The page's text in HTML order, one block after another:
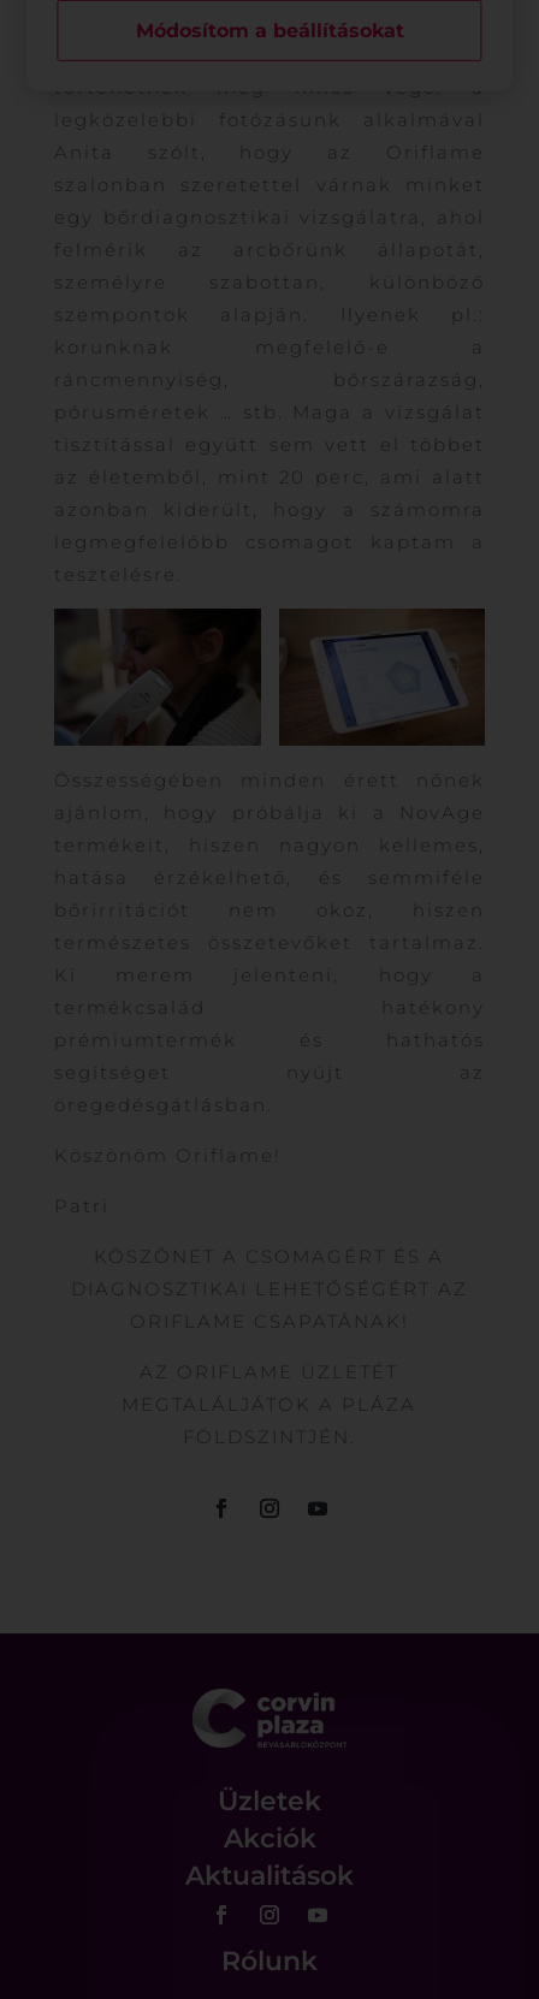
négynapos ünnepre még Prágába is
magammal cipeltem. Na, de a
történetnek még nincs vége: a
legközelebbi fotózásunk alkalmával
Anita szólt, hogy az Oriflame
szalonban szeretettel várnak minket
egy bőrdiagnosztikai vizsgálatra, ahol
felmérik az arcbőrünk állapotát,
személyre szabottan, különböző
szempontok alapján. Ilyenek pl.:
korunknak megfelelő-e a
ráncmennyiség, bőrszárazság,
pórusméretek … stb. Maga a vizsgálat
tisztítással együtt sem vett el többet
az életemből, mint 20 perc, ami alatt
azonban kiderült, hogy a számomra
legmegfelelőbb csomagot kaptam a
tesztelésre.
Összességében minden érett nőnek
ajánlom, hogy próbálja ki a NovAge
termékeit, hiszen nagyon kellemes,
hatása érzékelhető, és semmiféle
bőrirritációt nem okoz, hiszen
természetes összetevőket tartalmaz.
Ki merem jelenteni, hogy a
termékcsalád hatékony
prémiumtermék és hathatós
segítséget nyújt az
öregedésgátlásban.
Köszönöm Oriflame!
Patri
KÖSZÖNET A CSOMAGÉRT ÉS A
DIAGNOSZTIKAI LEHETŐSÉGÉRT AZ
ORIFLAME CSAPATÁNAK!
AZ ORIFLAME ÜZLETÉT
MEGTALÁLJÁTOK A PLÁZA
FÖLDSZINTJÉN.
Üzletek
Akciók
Aktualitások
Rólunk
Módosítom a beállításokat